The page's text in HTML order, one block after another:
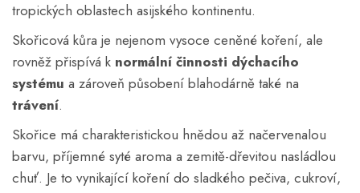
tropických oblastech asijského kontinentu.
Skořicová kůra je nejenom vysoce ceněné koření, ale
rovněž přispívá k normální činnosti dýchacího
systému a zároveň působení blahodárně také na
trávení.
Skořice má charakteristickou hnědou až načervenalou
barvu, příjemné syté aroma a zemitě-dřevitou nasládlou
chuť. Je to vynikající koření do sladkého pečiva, cukroví,